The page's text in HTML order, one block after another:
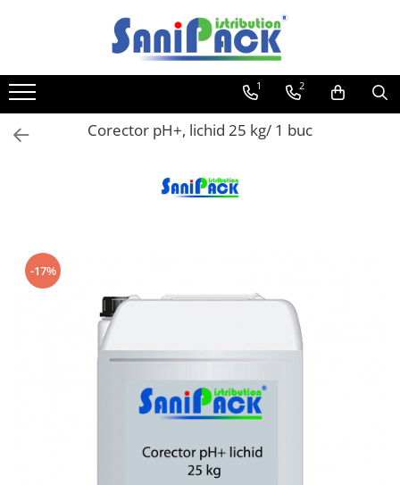
Toate Produsele
Produse de Curatenie
Sapunuri Lichide
Detergenti pentru Rufe
Spalare Automata
Spalare Manuala
Detergenti Degresanti
Detergenti Dezincrustanti
Detergenti Pardoseli
Detergenti Universali
Detergenti Ultra-Concentrati
1 2
Corector pH+, lichid 25 kg/ 1 buc
-17%